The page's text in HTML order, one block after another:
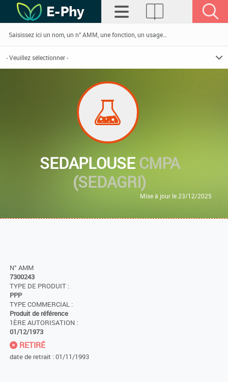
SEDAPLOUSECMPA
(SEDAGRI)
Mise à jour le 23/12/2025
N° AMM
7300243
TYPE DE PRODUIT :
PPP
TYPE COMMERCIAL :
Produit de référence
1ÈRE AUTORISATION :
01/12/1973
RETIRÉ
date de retrait : 01/11/1993